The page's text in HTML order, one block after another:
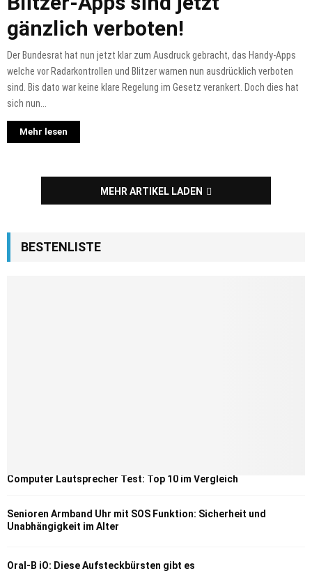
gänzlich verboten!
Der Bundesrat hat nun jetzt klar zum Ausdruck gebracht, das Handy-Apps
welche vor Radarkontrollen und Blitzer warnen nun ausdrücklich verboten
sind. Bis dato war keine klare Regelung im Gesetz verankert. Doch dies hat
sich nun...
Mehr lesen
MEHR ARTIKEL LADEN
BESTENLISTE
Computer Lautsprecher Test: Top 10 im Vergleich
Senioren Armband Uhr mit SOS Funktion: Sicherheit und
Unabhängigkeit im Alter
Oral-B iO: Diese Aufsteckbürsten gibt es